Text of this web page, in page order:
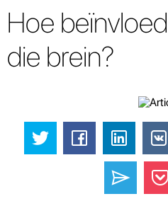
Hoe
die brein?